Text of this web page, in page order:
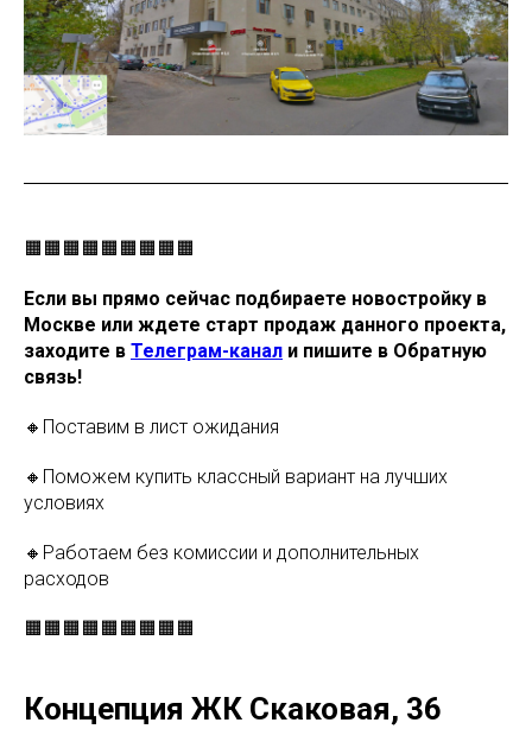
🟧🟧🟧🟧🟧🟧🟧🟧🟧
Если вы прямо сейчас подбираете новостройку в
Москве или ждете старт продаж данного проекта,
заходите в Телеграм-канал и пишите в Обратную
связь!
🔸Поставим в лист ожидания
🔸Поможем купить классный вариант на лучших
условиях
🔸Работаем без комиссии и дополнительных
расходов
🟧🟧🟧🟧🟧🟧🟧🟧🟧
Концепция ЖК Скаковая, 36